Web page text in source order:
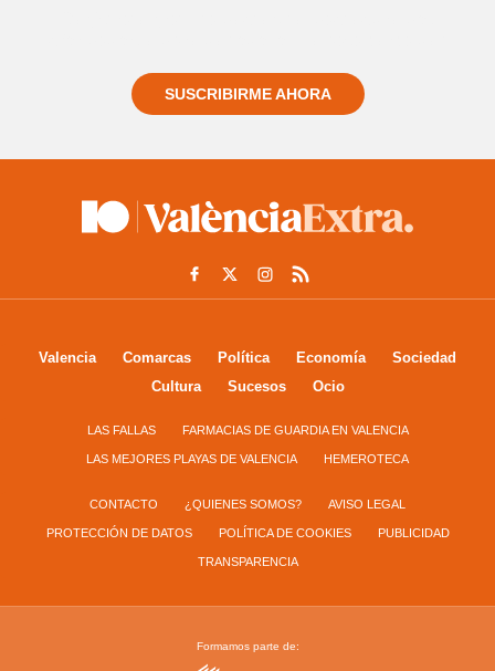
SUSCRIBIRME AHORA
Valencia Comarcas Política Economía
Sociedad
Cultura
Sucesos Ocio
LAS FALLAS FARMACIAS DE GUARDIA EN VALENCIA
LAS MEJORES PLAYAS DE VALENCIA HEMEROTECA
CONTACTO ¿QUIENES SOMOS? AVISO LEGAL
PROTECCIÓN DE DATOS POLÍTICA DE COOKIES PUBLICIDAD
TRANSPARENCIA
Formamos parte de: